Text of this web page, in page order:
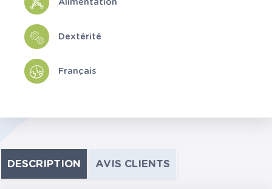
Alimentation
Dextérité
Français
DESCRIPTION AVIS CLIENTS